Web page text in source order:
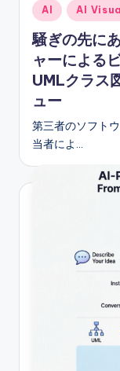
f
t
w
a
r
e
I
Posted
in
AI AI
騒ぎの先に
ャーによる
UMLクラス
ュー
第三者のソフト
当者によ…